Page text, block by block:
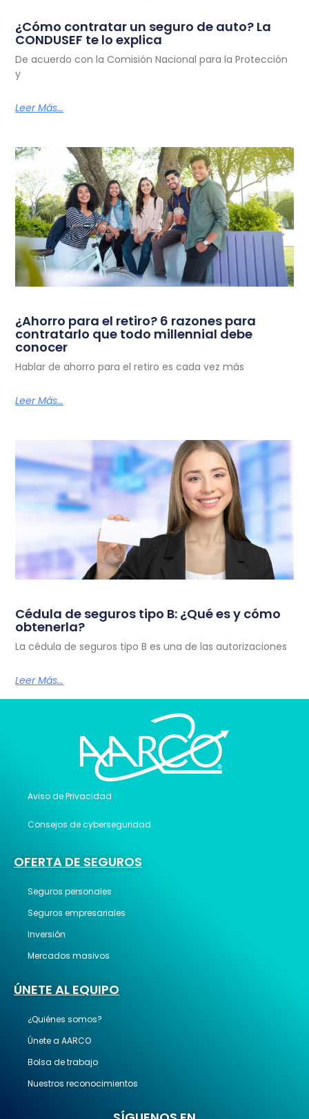
¿Cómo contratar un seguro de auto? La
CONDUSEF te lo explica
De acuerdo con la Comisión Nacional para la Protección
y
Leer Más...
¿Ahorro para el retiro? 6 razones para
contratarlo que todo millennial debe
conocer
Hablar de ahorro para el retiro es cada vez más
Leer Más...
Cédula de seguros tipo B: ¿Qué es y cómo
obtenerla?
La cédula de seguros tipo B es una de las autorizaciones
Leer Más...
Aviso de Privacidad
Consejos de cyberseguridad
OFERTA DE SEGUROS
Seguros personales
Seguros empresariales
Inversión
Mercados masivos
ÚNETE AL EQUIPO
¿Quiénes somos?
Únete a AARCO
Bolsa de trabajo
Nuestros reconocimientos